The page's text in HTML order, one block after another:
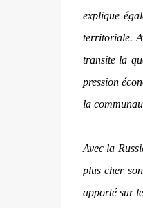
explique
territoriale.
transite la
pression
la
Avec la
plus cher
apporté sur